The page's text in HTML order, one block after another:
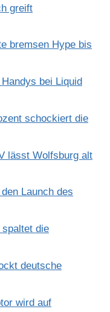
greift
bremsen Hype bis
bei Liquid
schockiert die
lässt Wolfsburg alt
Launch des
spaltet die
deutsche
wird auf